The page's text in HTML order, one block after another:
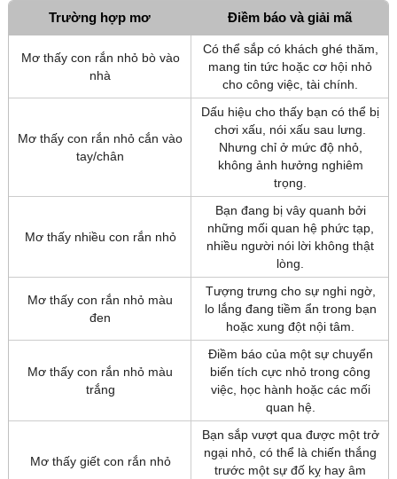
Trường hợp mơ Điềm báo và giải mã
Mơ thấy con rắn nhỏ bò vào
nhà
Có thể sắp có khách ghé thăm,
mang tin tức hoặc cơ hội nhỏ
cho công việc, tài chính.
Mơ thấy con rắn nhỏ cắn vào
tay/chân
Dấu hiệu cho thấy bạn có thể bị
chơi xấu, nói xấu sau lưng.
Nhưng chỉ ở mức độ nhỏ,
không ảnh hưởng nghiêm
trọng.
Mơ thấy nhiều con rắn nhỏ
Bạn đang bị vây quanh bởi
những mối quan hệ phức tạp,
nhiều người nói lời không thật
lòng.
Mơ thấy con rắn nhỏ màu
đen
Tượng trưng cho sự nghi ngờ,
lo lắng đang tiềm ẩn trong bạn
hoặc xung đột nội tâm.
Mơ thấy con rắn nhỏ màu
trắng
Điềm báo của một sự chuyển
biến tích cực nhỏ trong công
việc, học hành hoặc các mối
quan hệ.
Mơ thấy giết con rắn nhỏ
Bạn sắp vượt qua được một trở
ngại nhỏ, có thể là chiến thắng
trước một sự đố kỵ hay âm